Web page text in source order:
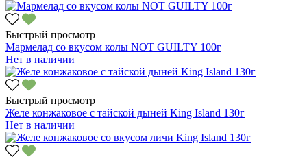
Быстрый просмотр
Мармелад со вкусом колы NOT GUILTY 100г
Нет в наличии
Быстрый просмотр
Желе конжаковое с тайской дыней King Island 130г
Нет в наличии